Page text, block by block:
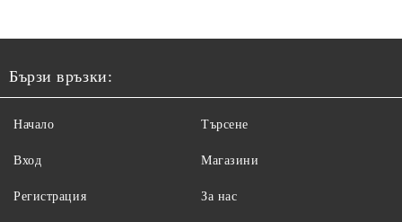
Бързи връзки:
Начало
Вход
Регистрация
Търсене
Магазини
За нас